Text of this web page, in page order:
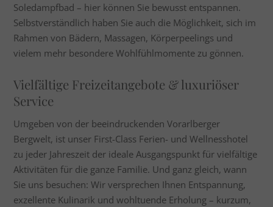
Soledampfbad – hier können Sie bewusst entspannen.
Selbstverständlich haben Sie auch die Möglichkeit, sich im
Rahmen von Bädern, Massagen, Körperpeelings und
vielem mehr besondere Wohlfühlmomente zu gönnen.
Vielfältige Freizeitangebote & luxuriöser
Service
Umgeben von der beeindruckenden Vorarlberger
Bergwelt, ist unser First-Class Ferien- und Wellnesshotel
zu jeder Jahreszeit der ideale Ausgangspunkt für vielfältige
Aktivitäten für die ganze Familie. Und ganz gleich, wann
Sie uns besuchen: Wir versprechen Ihnen Entspannung,
exzellente Kulinarik und wohltuende Erholung – kurzum,